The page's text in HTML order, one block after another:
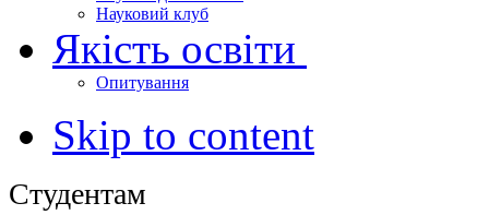
Науковий клуб
Якість освіти
Опитування
Skip to content
Студентам